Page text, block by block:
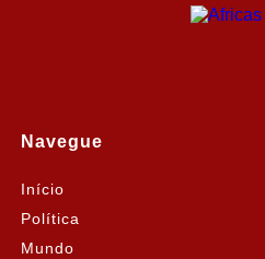
Navegue
Início
Política
Mundo